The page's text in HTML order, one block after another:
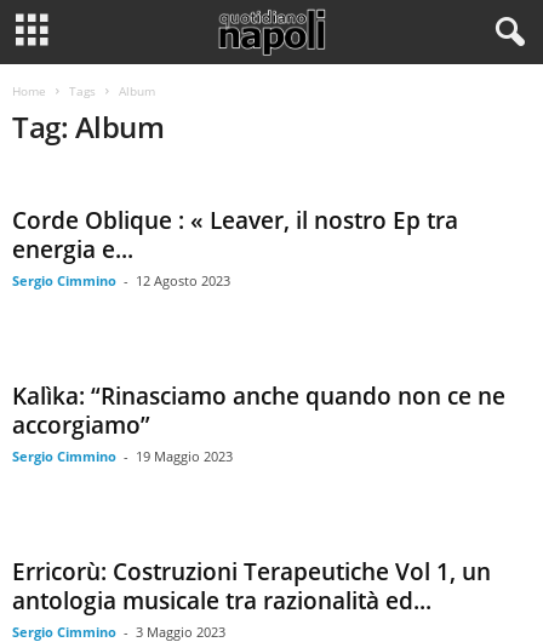
Home Tags Album
Tag: Album
Corde Oblique : « Leaver, il nostro Ep tra
energia e...
Sergio Cimmino - 12 Agosto 2023
Kalìka: “Rinasciamo anche quando non ce ne
accorgiamo”
Sergio Cimmino - 19 Maggio 2023
Erricorù: Costruzioni Terapeutiche Vol 1, un
antologia musicale tra razionalità ed...
Sergio Cimmino - 3 Maggio 2023